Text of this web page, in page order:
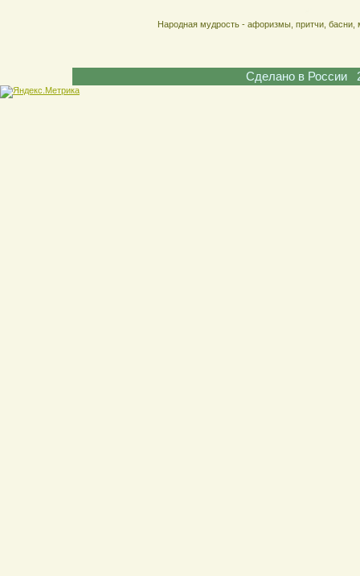
Народная мудрость - афоризмы, притчи,
Сделано в России